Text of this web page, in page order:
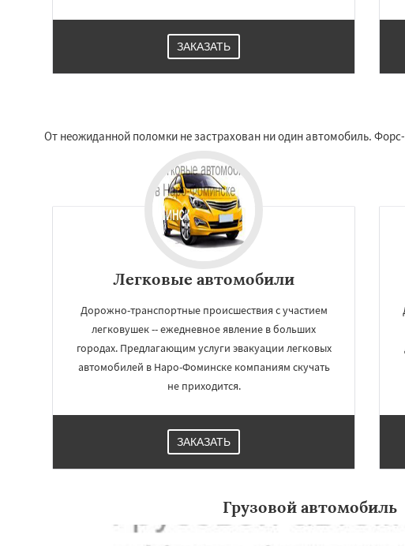
регионам
Павловский Посад
Реутов Рошаль Рузф
Серпухов
Солнечногорск
ЗАКАЗАТЬ
От неожиданной поломки не застрахован ни один автомобиль.
Легковые автомобили
Дорожно-транспортные происшествия с участием
легковушек -- ежедневное явление в больших
городах. Предлагающим услуги эвакуации легковых
автомобилей в Наро-Фоминске компаниям скучать
не приходится.
ЗАКАЗАТЬ
Грузовой автомобиль